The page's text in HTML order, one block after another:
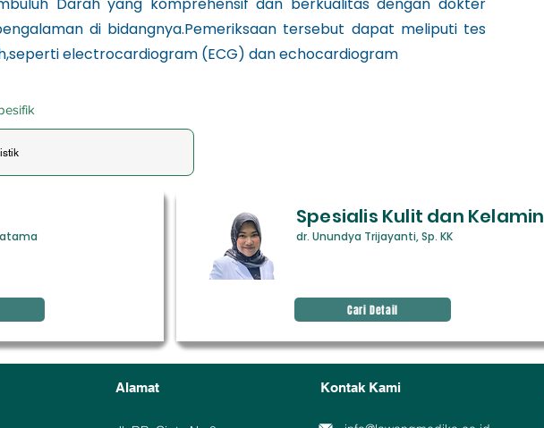
di bidangnya.Pemeriksaan tersebut dapat meliputi tes
electrocardiogram (ECG) dan echocardiogram
and
for
more.
Spesialis Kulit dan Kelamin
Avenir Light is a clean and
and a great go-to font for
titles, paragraphs & more.
dr. Unundya Trijayanti, Sp. KK
Cari Detail
Alamat Kontak Kami